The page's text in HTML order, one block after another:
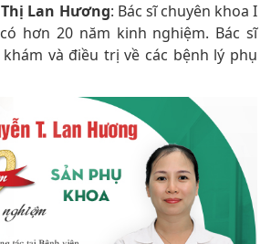
Lan Hương: Bác sĩ chuyên khoa I
hơn 20 năm kinh nghiệm. Bác sĩ
và điều trị về các bệnh lý phụ